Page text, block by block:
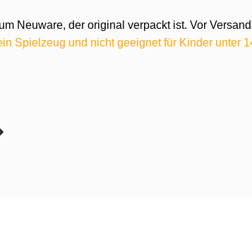
Neuware, der original verpackt ist. Vor
Spielzeug und nicht geeignet für Kinder unter